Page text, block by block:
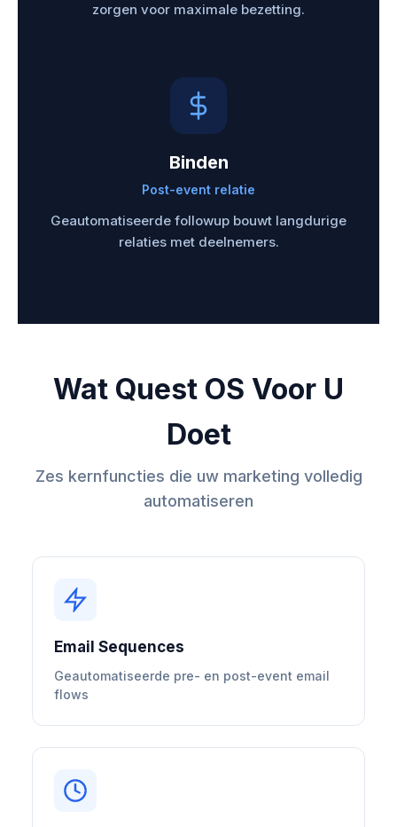
zorgen voor maximale bezetting.
Binden
Post-event relatie
Geautomatiseerde followup bouwt langdurige
relaties met deelnemers.
Wat Quest OS Voor U
Doet
Zes kernfuncties die uw marketing volledig
automatiseren
Email Sequences
Geautomatiseerde pre- en post-event email
flows